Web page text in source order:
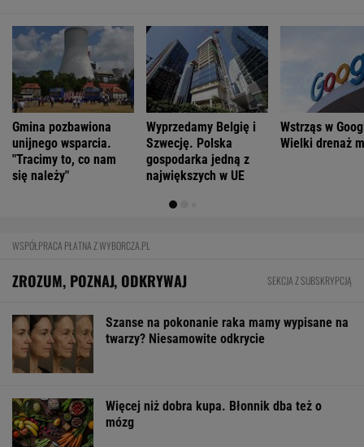
Gmina pozbawiona
unijnego wsparcia.
"Tracimy to, co nam
się należy"
Wyprzedamy Belgię i
Szwecję. Polska
gospodarka jedną z
największych w UE
Wstrząs w
Wielki drenaż
WSPÓŁPRACA PŁATNA Z WYBORCZA.PL
ZROZUM, POZNAJ, ODKRYWAJ SEKCJA Z SUBSKRYPCJĄ
Szanse na pokonanie raka mamy wypisane na
twarzy? Niesamowite odkrycie
Więcej niż dobra kupa. Błonnik dba też o
mózg